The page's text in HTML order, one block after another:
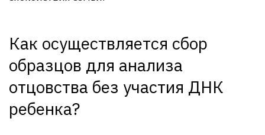
Как осуществляется сбор
образцов для анализа
отцовства без участия ДНК
ребенка?